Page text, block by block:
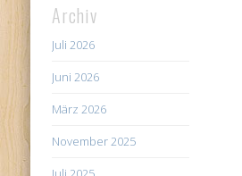
Archiv
Juli 2026
Juni 2026
März 2026
November 2025